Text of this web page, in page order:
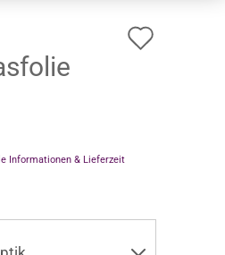
Informationen & Lieferzeit